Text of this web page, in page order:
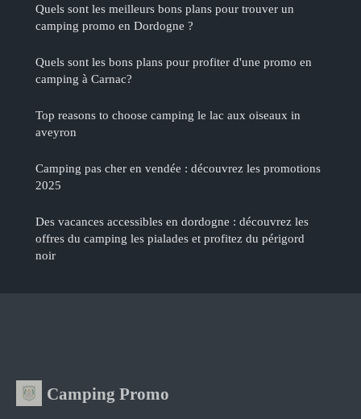
Quels sont les meilleurs bons plans pour trouver un
camping promo en Dordogne ?
Quels sont les bons plans pour profiter d'une promo en
camping à Carnac?
Top reasons to choose camping le lac aux oiseaux in
aveyron
Camping pas cher en vendée : découvrez les promotions
2025
Des vacances accessibles en dordogne : découvrez les
offres du camping les pialades et profitez du périgord
noir
Camping Promo